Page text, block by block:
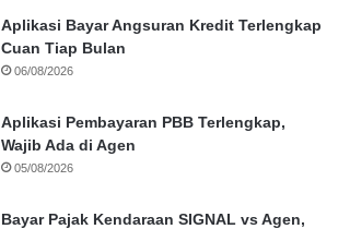
Aplikasi Bayar Angsuran Kredit Terlengkap
Cuan Tiap Bulan
06/08/2026
Aplikasi Pembayaran PBB Terlengkap,
Wajib Ada di Agen
05/08/2026
Bayar Pajak Kendaraan SIGNAL vs Agen,